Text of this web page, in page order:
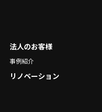
法人のお客様
事例紹介
リノベーション